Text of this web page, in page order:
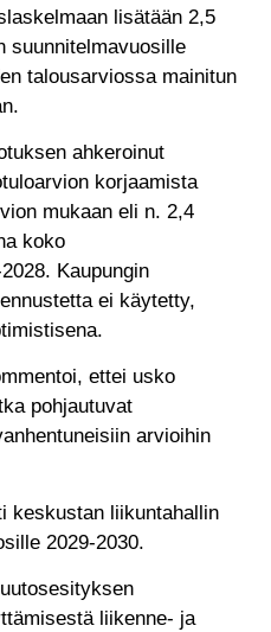
lisätään 2,5
suunnitelmavuosille
talousarviossa mainitun
ahkeroinut
korjaamista
mukaan eli n. 2,4
koko
Kaupungin
ei käytetty,
ettei usko
pohjautuvat
arvioihin
keskustan liikuntahallin
2029-2030.
liikenne- ja